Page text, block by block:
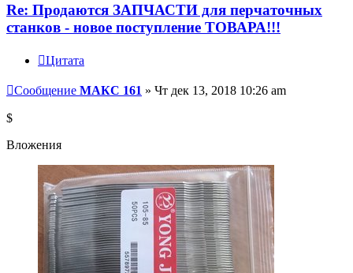
Re: Продаются ЗАПЧАСТИ для перчаточных
станков - новое поступление ТОВАРА!!!
Цитата
Сообщение МАКС 161 » Чт дек 13, 2018 10:26 am
$
Вложения